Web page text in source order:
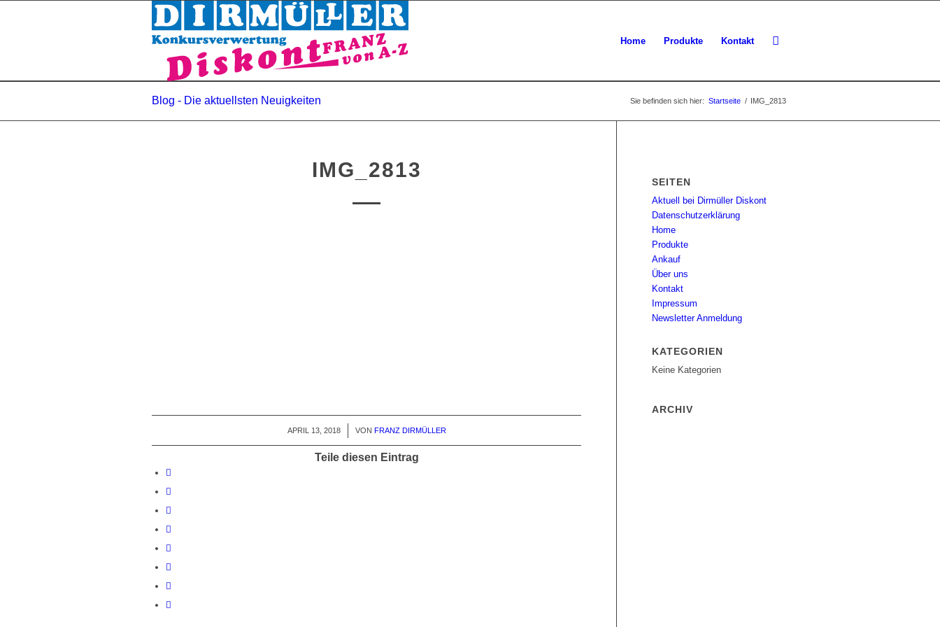
Home Produkte Kontakt
Blog - Die aktuellsten Neuigkeiten Sie befinden sich hier: Startseite / IMG_2813
IMG_2813
APRIL 13, 2018 VON FRANZ DIRMÜLLER
Teile diesen Eintrag
SEITEN
Aktuell bei Dirmüller Diskont
Datenschutzerklärung
Home
Produkte
Ankauf
Über uns
Kontakt
Impressum
Newsletter Anmeldung
KATEGORIEN
Keine Kategorien
ARCHIV